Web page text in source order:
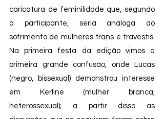
caricatura de feminilidade que, segundo
a participante, seria análoga ao
sofrimento de mulheres trans e travestis.
Na primeira festa da edição vimos a
primeira grande confusão, onde Lucas
(negro, bissexual) demonstrou interesse
em Kerline (mulher branca,
heterossexual); a partir disso as